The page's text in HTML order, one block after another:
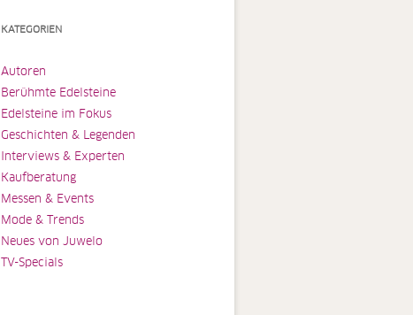
KATEGORIEN
Autoren
Berühmte Edelsteine
Edelsteine im Fokus
Geschichten & Legenden
Interviews & Experten
Kaufberatung
Messen & Events
Mode & Trends
Neues von Juwelo
TV-Specials